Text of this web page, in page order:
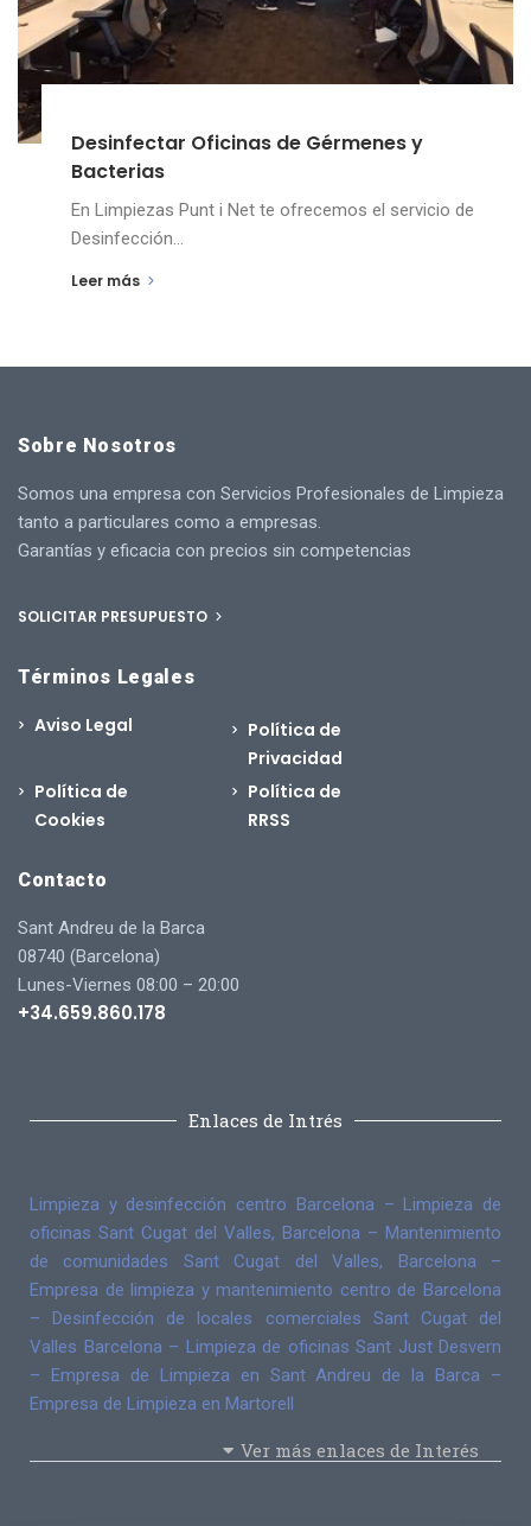
Desinfectar Oficinas de Gérmenes y
Bacterias
En Limpiezas Punt i Net te ofrecemos el servicio de
Desinfección...
Leer más
Sobre Nosotros
Somos una empresa con Servicios Profesionales de Limpieza
tanto a particulares como a empresas.
Garantías y eficacia con precios sin competencias
SOLICITAR PRESUPUESTO
Términos Legales
Aviso Legal
Política de
Privacidad
Política de
Cookies
Política de
RRSS
Contacto
Sant Andreu de la Barca
08740 (Barcelona)
Lunes-Viernes 08:00 – 20:00
+34.659.860.178
Enlaces de Intrés
Limpieza y desinfección centro Barcelona –Limpieza de
oficinas Sant Cugat del Valles, Barcelona – Mantenimiento
de comunidades Sant Cugat del Valles, Barcelona –
Empresa de limpieza y mantenimiento centro de Barcelona
–Desinfección de locales comerciales Sant Cugat del
Valles Barcelona – Limpieza de oficinas Sant Just Desvern
– Empresa de Limpieza en Sant Andreu de la Barca –
Empresa de Limpieza en Martorell
Ver más enlaces de Interés